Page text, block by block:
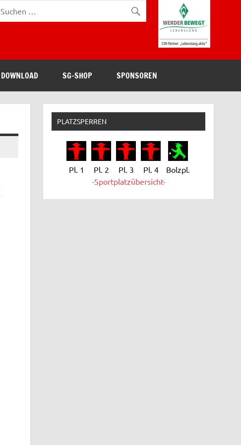
DOWNLOAD SG-SHOP SPONSOREN
PLATZSPERREN
Pl. 1 Pl. 2 Pl. 3 Pl. 4
Bolzpl.
-Sportplatzübersicht-